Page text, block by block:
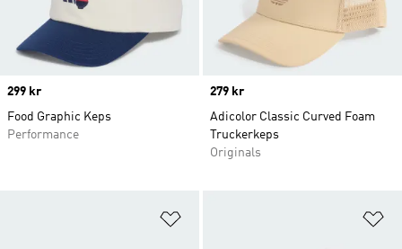
Price
299 kr
Food Graphic Keps
Performance
Price
279 kr
Adicolor Classic Curved Foam
Truckerkeps
Originals